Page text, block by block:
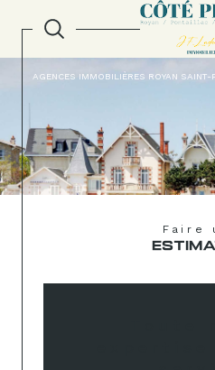
AGENCES IMMOBILIÈRES ROYAN
Faire